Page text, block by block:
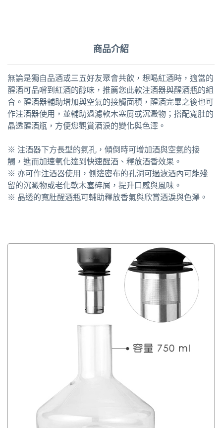
商品介紹
無論是獨自品酒或三五好友聚會共飲，想喝紅酒時，適當的
醒酒可品嚐到紅酒的醇味，推薦您此款注酒器與醒酒瓶的組
合。醒酒器輔助增加與空氣的接觸面積，醒酒完畢之後也可
作注酒器使用，並輔助過濾軟木塞屑或沉澱物；搭配寬肚的
晶透醒酒瓶，方便您觀賞酒淚的變化與色澤。
※ 注酒器下方長型的氣孔，傾倒時可增加酒與空氣的接
觸，進而加速氧化達到快速醒酒、釋放酒香效果。
※ 亦可作注酒器使用，側邊密布的孔洞可過濾酒內可能殘
留的沉澱物或老化軟木塞碎屑，提升口感與風味。
※ 晶透的寬肚醒酒瓶可輔助釋放香氣與欣賞酒淚與色澤。